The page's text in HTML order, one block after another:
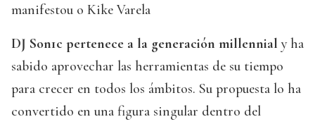
manifestou o Kike Varela
DJ Son1c pertenece a la generación millennial y ha
sabido aprovechar las herramientas de su tiempo
para crecer en todos los ámbitos. Su propuesta lo ha
convertido en una figura singular dentro del